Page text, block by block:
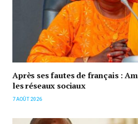
Après ses fautes de français :
les réseaux sociaux
7 AOÛT 2026